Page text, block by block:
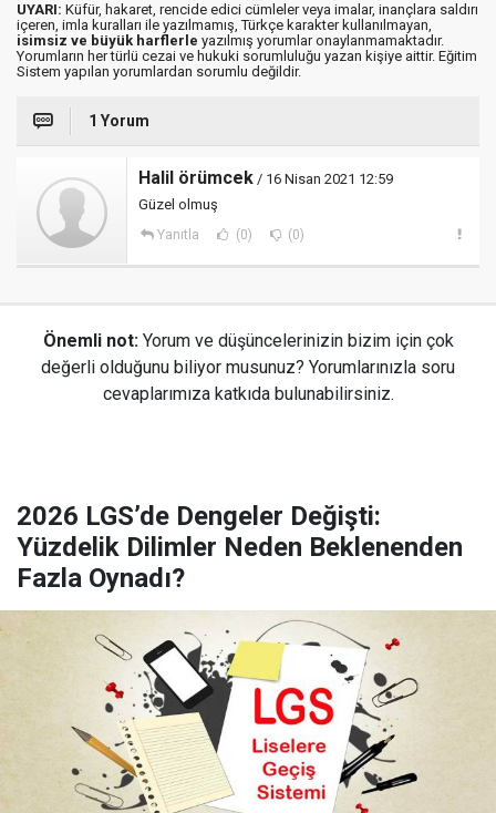
UYARI: Küfür, hakaret, rencide edici cümleler veya imalar, inançlara saldırı
içeren, imla kuralları ile yazılmamış, Türkçe karakter kullanılmayan,
isimsiz ve büyük harflerle yazılmış yorumlar onaylanmamaktadır.
Yorumların her türlü cezai ve hukuki sorumluluğu yazan kişiye aittir. Eğitim
Sistem yapılan yorumlardan sorumlu değildir.
1 Yorum
Halil örümcek / 16 Nisan 2021 12:59
Güzel olmuş
Yanıtla (0) (0)
Önemli not: Yorum ve düşüncelerinizin bizim için çok
değerli olduğunu biliyor musunuz? Yorumlarınızla soru
cevaplarımıza katkıda bulunabilirsiniz.
2026 LGS’de Dengeler Değişti:
Yüzdelik Dilimler Neden Beklenenden
Fazla Oynadı?